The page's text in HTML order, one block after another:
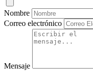
Nombre
Correo electrónico
Mensaje